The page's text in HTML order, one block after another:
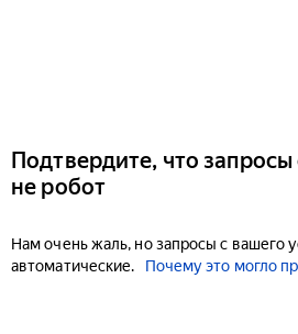
Подтвердите, что
не робот
Нам очень жаль, но запросы с вашего
автоматические.
Почему это могло